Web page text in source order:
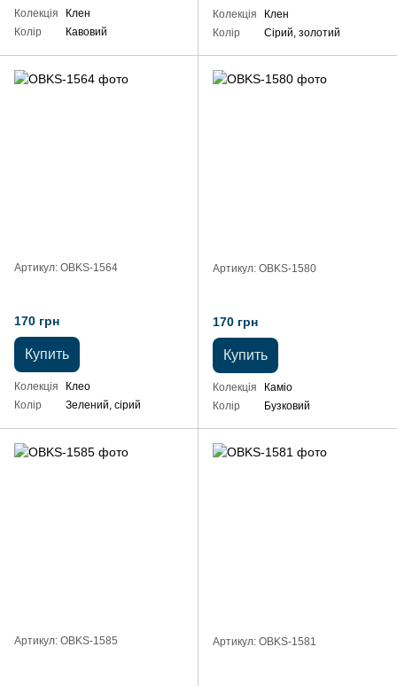
Колекція
Клен
Колір
Кавовий
Колекція
Клен
Колір
Сірий, золотий
Артикул: OBKS-1564
170 грн
Купить
Колекція
Клео
Колір
Зелений, сірий
Артикул: OBKS-1580
170 грн
Купить
Колекція
Каміо
Колір
Бузковий
Артикул: OBKS-1585 Артикул: OBKS-1581